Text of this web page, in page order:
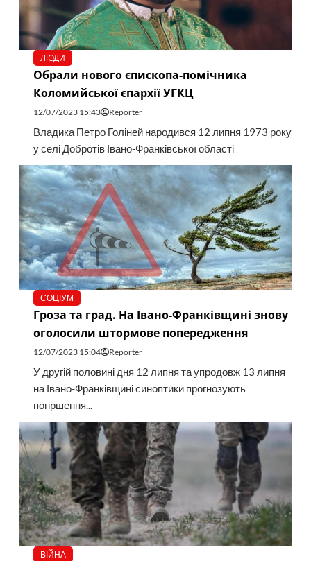
ЛЮДИ
Обрали нового єпископа-помічника
Коломийської єпархії УГКЦ
12/07/2023 15:43 Reporter
Владика Петро Голіней народився 12 липня 1973 року
у селі Добротів Івано-Франківської області
СОЦІУМ
Гроза та град. На Івано-Франківщині знову
оголосили штормове попередження
12/07/2023 15:04 Reporter
У другій половині дня 12 липня та упродовж 13 липня
на Івано-Франківщині синоптики прогнозують
погіршення...
ВІЙНА